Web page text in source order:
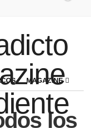
MAGAZINE
los